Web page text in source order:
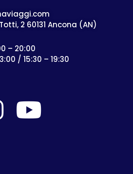
2 60131 Ancona (AN)
– 20:00
/ 15:30 – 19:30